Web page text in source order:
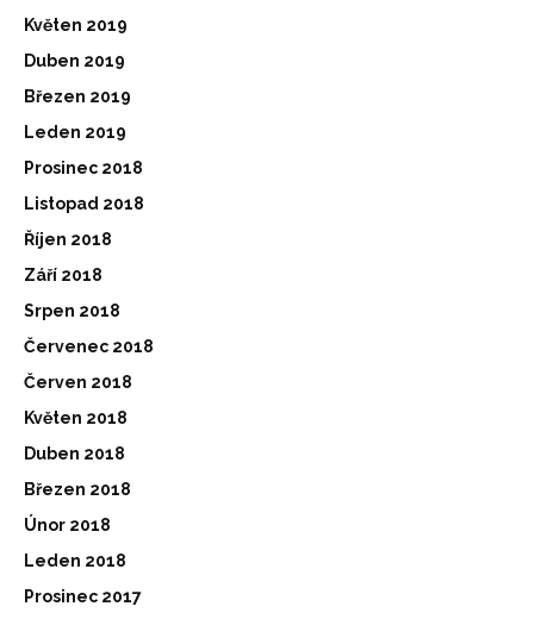
Květen 2019
Duben 2019
Březen 2019
Leden 2019
Prosinec 2018
Listopad 2018
Říjen 2018
Září 2018
Srpen 2018
Červenec 2018
Červen 2018
Květen 2018
Duben 2018
Březen 2018
Únor 2018
Leden 2018
Prosinec 2017